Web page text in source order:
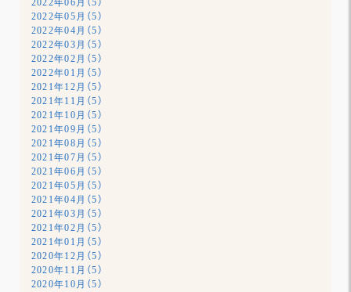
2022年06月（5）
2022年05月（5）
2022年04月（5）
2022年03月（5）
2022年02月（5）
2022年01月（5）
2021年12月（5）
2021年11月（5）
2021年10月（5）
2021年09月（5）
2021年08月（5）
2021年07月（5）
2021年06月（5）
2021年05月（5）
2021年04月（5）
2021年03月（5）
2021年02月（5）
2021年01月（5）
2020年12月（5）
2020年11月（5）
2020年10月（5）